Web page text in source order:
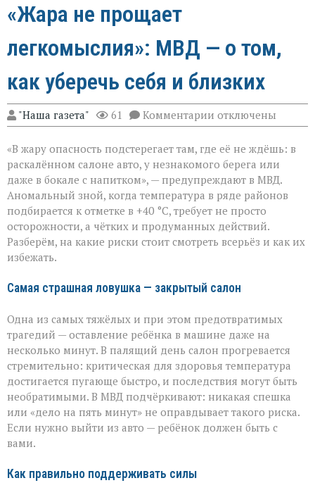
«Жара не прощает
легкомыслия»: МВД — о том,
как уберечь себя и близких
"Наша газета" 61 Комментарии к
записи
не
прощает
легкомыслия»:
МВД — о
том,
как
уберечь
себя
и
отключены
«В жару опасность подстерегает там, где её не ждёшь: в
раскалённом салоне авто, у незнакомого берега или
даже в бокале с напитком», — предупреждают в МВД.
Аномальный зной, когда температура в ряде районов
подбирается к отметке в +40 °C, требует не просто
осторожности, а чётких и продуманных действий.
Разберём, на какие риски стоит смотреть всерьёз и как их
избежать.
Самая страшная ловушка — закрытый салон
Одна из самых тяжёлых и при этом предотвратимых
трагедий — оставление ребёнка в машине даже на
несколько минут. В палящий день салон прогревается
стремительно: критическая для здоровья температура
достигается пугающе быстро, и последствия могут быть
необратимыми. В МВД подчёркивают: никакая спешка
или «дело на пять минут» не оправдывает такого риска.
Если нужно выйти из авто — ребёнок должен быть с
вами.
Как правильно поддерживать силы